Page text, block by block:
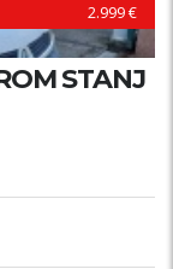
2.999 €
STANJ